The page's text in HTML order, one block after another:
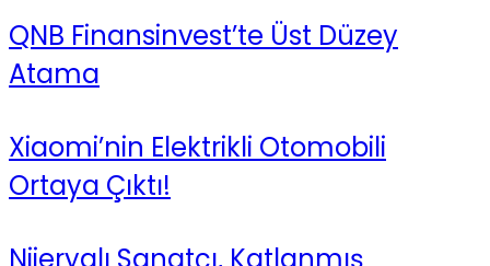
QNB Finansinvest’te Üst Düzey
Atama
Xiaomi’nin Elektrikli Otomobili
Ortaya Çıktı!